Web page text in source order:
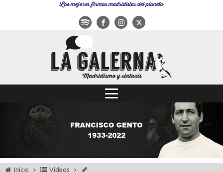
Las mejores firmas madridistas del planeta
Inicio
Vídeos